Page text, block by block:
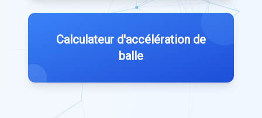
Calculateur d'accélération de
balle